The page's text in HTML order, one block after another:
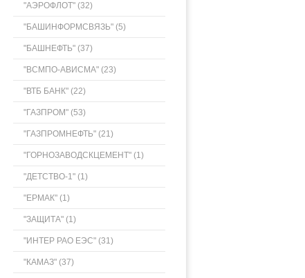
"АЭРОФЛОТ" (32)
"БАШИНФОРМСВЯЗЬ" (5)
"БАШНЕФТЬ" (37)
"ВСМПО-АВИСМА" (23)
"ВТБ БАНК" (22)
"ГАЗПРОМ" (53)
"ГАЗПРОМНЕФТЬ" (21)
"ГОРНОЗАВОДСКЦЕМЕНТ" (1)
"ДЕТСТВО-1" (1)
"ЕРМАК" (1)
"ЗАЩИТА" (1)
"ИНТЕР РАО ЕЭС" (31)
"КАМАЗ" (37)